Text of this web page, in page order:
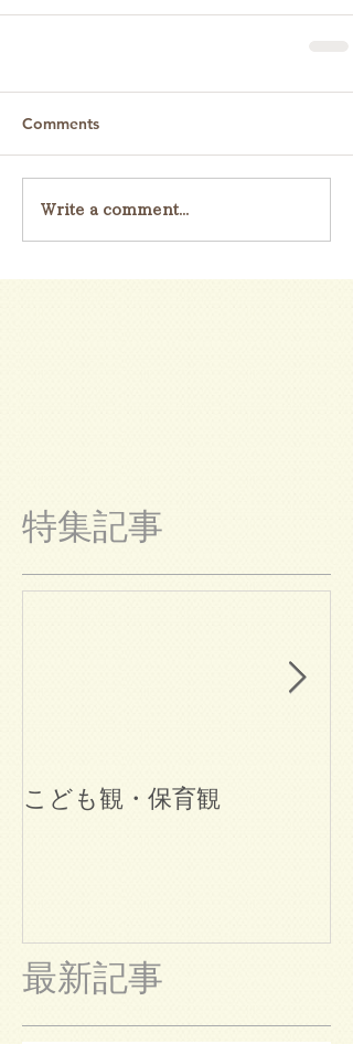
Comments
Write a comment...
特集記事
こども観・保育観
最新記事